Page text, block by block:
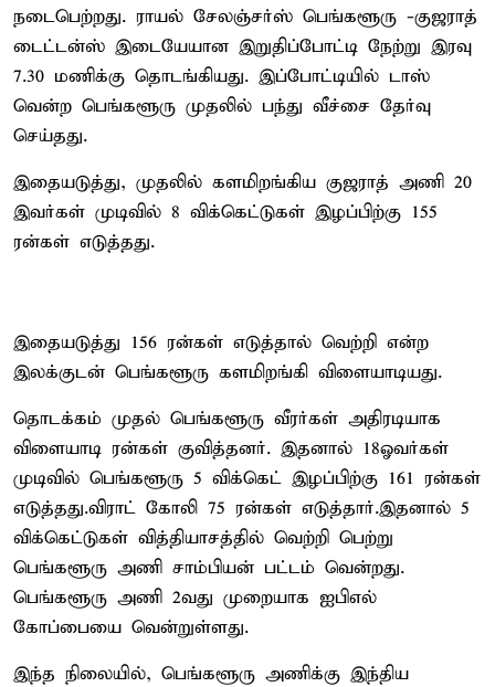
நடைபெற்றது. ராயல் சேலஞ்சர்ஸ் பெங்களூரு -குஜராத்
டைட்டன்ஸ் இடையேயான இறுதிப்போட்டி நேற்று இரவு
7.30 மணிக்கு தொடங்கியது. இப்போட்டியில் டாஸ்
வென்ற பெங்களூரு முதலில் பந்து வீச்சை தேர்வு
செய்தது.
இதையடுத்து, முதலில் களமிறங்கிய குஜராத் அணி 20
இவர்கள் முடிவில் 8 விக்கெட்டுகள் இழப்பிற்கு 155
ரன்கள் எடுத்தது.
இதையடுத்து 156 ரன்கள் எடுத்தால் வெற்றி என்ற
இலக்குடன் பெங்களூரு களமிறங்கி விளையாடியது.
தொடக்கம் முதல் பெங்களூரு வீரர்கள் அதிரடியாக
விளையாடி ரன்கள் குவித்தனர். இதனால் 18ஓவர்கள்
முடிவில் பெங்களூரு 5 விக்கெட் இழப்பிற்கு 161 ரன்கள்
எடுத்தது.விராட் கோலி 75 ரன்கள் எடுத்தார்.இதனால் 5
விக்கெட்டுகள் வித்தியாசத்தில் வெற்றி பெற்று
பெங்களூரு அணி சாம்பியன் பட்டம் வென்றது.
பெங்களூரு அணி 2வது முறையாக ஐபிஎல்
கோப்பையை வென்றுள்ளது.
இந்த நிலையில், பெங்களூரு அணிக்கு இந்திய